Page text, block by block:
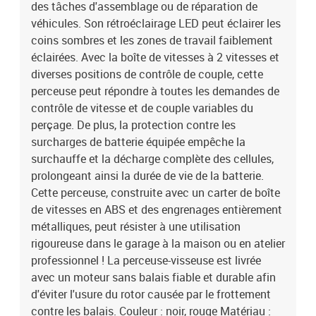
des tâches d'assemblage ou de réparation de
véhicules. Son rétroéclairage LED peut éclairer les
coins sombres et les zones de travail faiblement
éclairées. Avec la boîte de vitesses à 2 vitesses et
diverses positions de contrôle de couple, cette
perceuse peut répondre à toutes les demandes de
contrôle de vitesse et de couple variables du
perçage. De plus, la protection contre les
surcharges de batterie équipée empêche la
surchauffe et la décharge complète des cellules,
prolongeant ainsi la durée de vie de la batterie.
Cette perceuse, construite avec un carter de boîte
de vitesses en ABS et des engrenages entièrement
métalliques, peut résister à une utilisation
rigoureuse dans le garage à la maison ou en atelier
professionnel ! La perceuse-visseuse est livrée
avec un moteur sans balais fiable et durable afin
d'éviter l'usure du rotor causée par le frottement
contre les balais. Couleur : noir, rouge Matériau :